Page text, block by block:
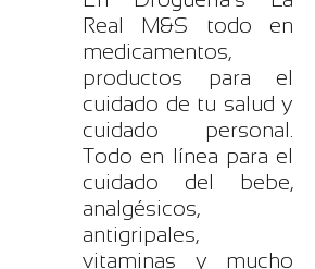
Real M&S todo en
medicamentos,
productos para el
cuidado de tu salud y
cuidado personal.
Todo en línea para el
cuidado del bebe,
analgésicos,
antigripales,
vitaminas y mucho